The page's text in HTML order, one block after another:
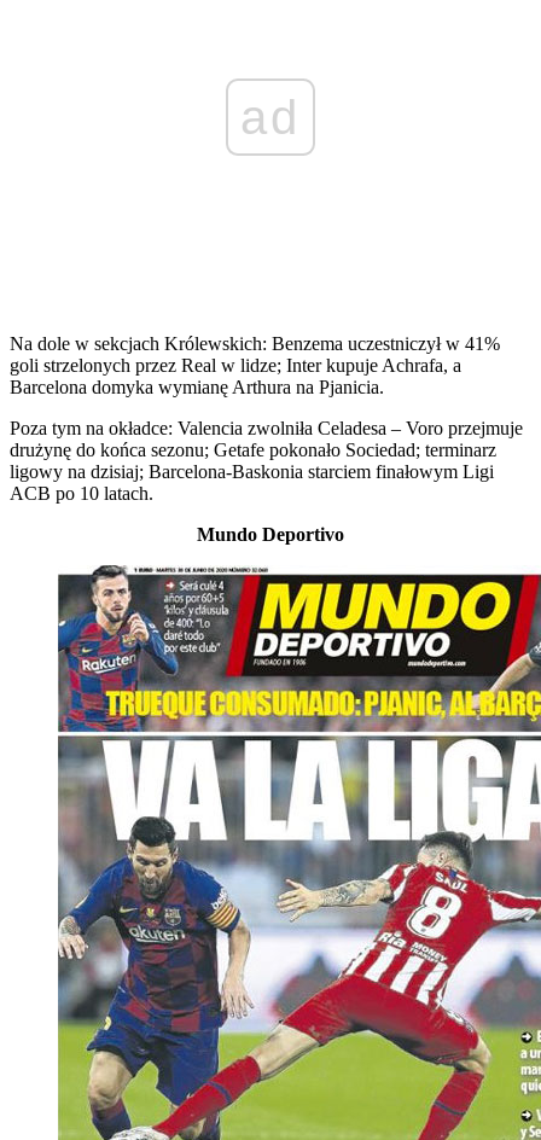
ad
Na dole w sekcjach Królewskich: Benzema uczestniczył w 41%
goli strzelonych przez Real w lidze; Inter kupuje Achrafa, a
Barcelona domyka wymianę Arthura na Pjanicia.
Poza tym na okładce: Valencia zwolniła Celadesa – Voro przejmuje
drużynę do końca sezonu; Getafe pokonało Sociedad; terminarz
ligowy na dzisiaj; Barcelona-Baskonia starciem finałowym Ligi
ACB po 10 latach.
Mundo Deportivo